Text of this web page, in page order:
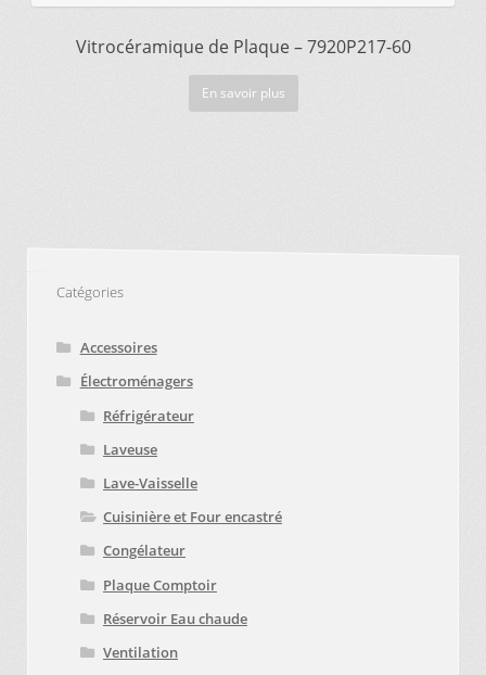
Vitrocéramique de Plaque – 7920P217-60
En savoir plus
Catégories
Accessoires
Électroménagers
Réfrigérateur
Laveuse
Lave-Vaisselle
Cuisinière et Four encastré
Congélateur
Plaque Comptoir
Réservoir Eau chaude
Ventilation